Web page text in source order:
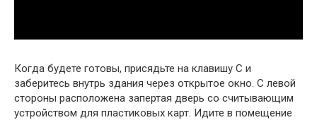
Когда будете готовы, присядьте на клавишу C и
заберитесь внутрь здания через открытое окно. С левой
стороны расположена запертая дверь со считывающим
устройством для пластиковых карт. Идите в помещение